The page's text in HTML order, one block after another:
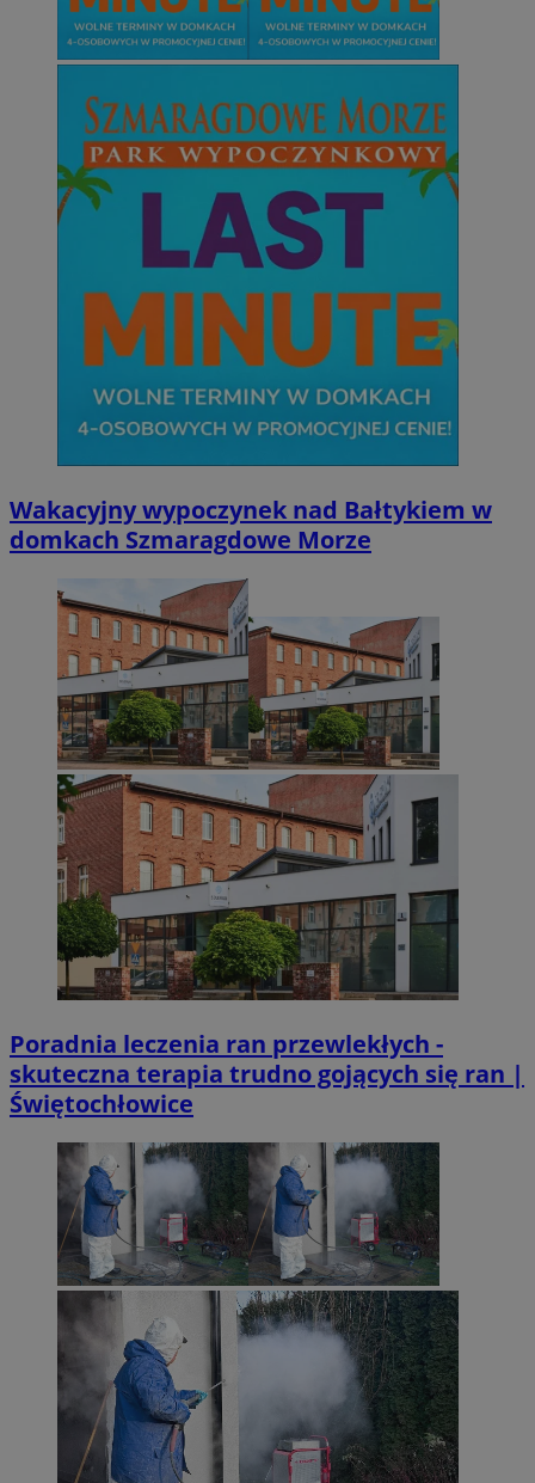
Wakacyjny wypoczynek nad Bałtykiem w
domkach Szmaragdowe Morze
Poradnia leczenia ran przewlekłych -
skuteczna terapia trudno gojących się ran |
Świętochłowice